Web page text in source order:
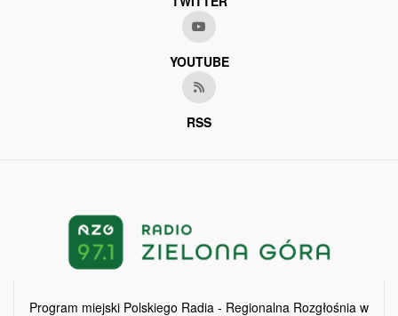
YOUTUBE
RSS
Program miejski Polskiego Radia - Regionalna Rozgłośnia w